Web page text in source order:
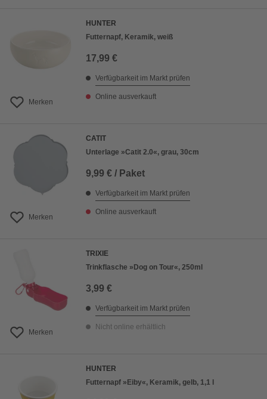
Merken
HUNTER
Futternapf, Keramik, weiß
17,99 €
Verfügbarkeit im Markt prüfen
Online ausverkauft
Merken
CATIT
Unterlage »Catit 2.0«, grau, 30cm
9,99 € / Paket
Verfügbarkeit im Markt prüfen
Online ausverkauft
Merken
TRIXIE
Trinkflasche »Dog on Tour«, 250ml
3,99 €
Verfügbarkeit im Markt prüfen
Nicht online erhältlich
HUNTER
Futternapf »Eiby«, Keramik, gelb, 1,1 l